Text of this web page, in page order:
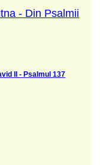
- Din Psalmii
II - Psalmul 137